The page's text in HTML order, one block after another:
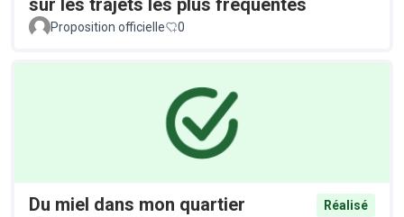
sur les trajets les plus fréquentés
Proposition officielle 0
Du miel dans mon quartier
Réalisé